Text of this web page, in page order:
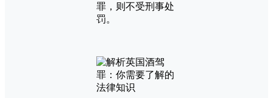
罪，则不受刑事处
罚。